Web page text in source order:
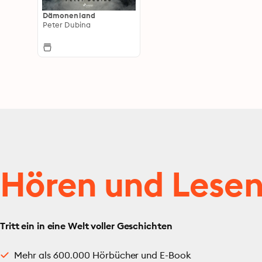
Dämonenland
Peter Dubina
Hören und
Tritt ein in eine Welt voller Geschichten
Mehr als 600.000 Hörbücher und E-Book